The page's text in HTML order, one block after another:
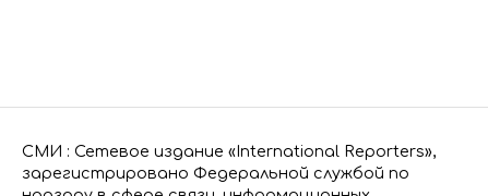
СМИ : Сетевое издание «International Reporters»,
зарегистрировано Федеральной службой по